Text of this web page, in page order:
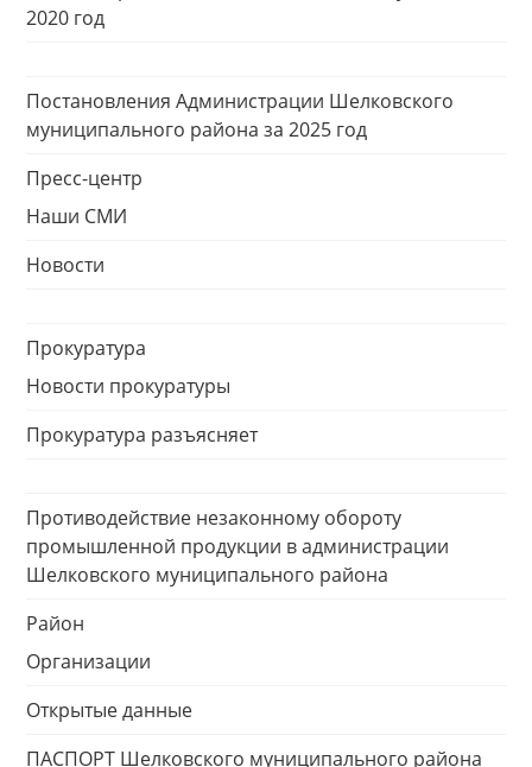
2020 год
Постановления Администрации Шелковского
муниципального района за 2025 год
Пресс-центр
Наши СМИ
Новости
Прокуратура
Новости прокуратуры
Прокуратура разъясняет
Противодействие незаконному обороту
промышленной продукции в администрации
Шелковского муниципального района
Район
Организации
Открытые данные
ПАСПОРТ Шелковского муниципального района